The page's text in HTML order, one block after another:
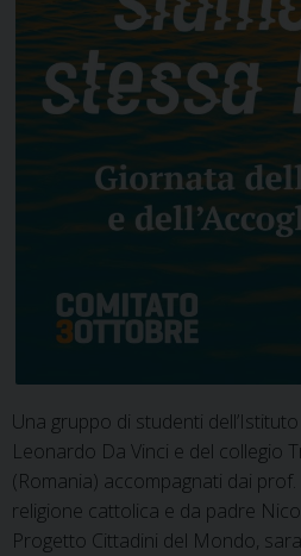
Una gruppo di studenti
Leonardo Da Vinci e del collegio
(Romania) accompagnati dai
religione cattolica e da padre
Progetto Cittadini del Mondo,